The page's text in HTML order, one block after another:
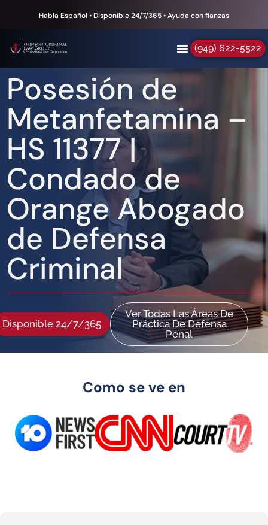
Habla Español • Disponible 24/7/365 • Ayuda con fianzas
(949) 622-5522
Posesión de
Metanfetamina –
HS 11377 |
Condado de
Orange Abogado
de Defensa
Criminal
Disponible 24/7/365
Ver Todas Las Áreas De
Práctica De Defensa
Penal
Como se ve en